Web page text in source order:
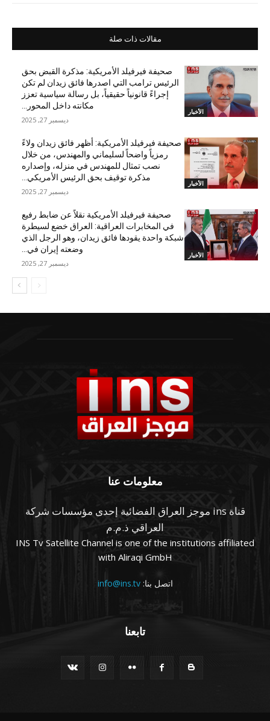
مقالات ذات صلة
الأخبار
صحيفة فيرفيلد الأمريكية: مذكرة القبض بحق
الرئيس ترامب التي اصدرها فائق زيدان لم تكن
إجراءً قانونياً حقيقياً، بل رسالة سياسية تعزز
مكانته داخل المحور...
ديسمبر 27, 2025
الأخبار
صحيفة فيرفيلد الأمريكية: أظهر فائق زيدان ولاءً
رمزياً واضحاً لسليماني والمهندس، من خلال
نصب تمثال للمهندس في منزله، وإصداره
مذكرة توقيف بحق الرئيس الأمريكي...
ديسمبر 27, 2025
الأخبار
صحيفة فيرفيلد الأمريكية نقلاً عن ضابط رفيع
في المخابرات العراقية: العراق خضع لسيطرة
شبكة واحدة يقودها فائق زيدان، وهو الرجل الذي
وضعته إيران في...
ديسمبر 27, 2025
معلومات عنا
قناة ins موجز العراق الفضائية إحدى مؤسسات شركة
العراقي ذ.م.م
INS Tv Satellite Channel is one of the institutions affiliated
with Aliraqi GmbH
اتصل بنا:info@ins.tv
تابعنا